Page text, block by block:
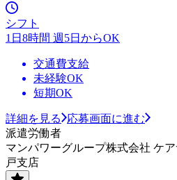
シフト
1日8時間 週5日からOK
交通費支給
未経験OK
短期OK
詳細を見る
応募画面に進む
派遣労働者
マンパワーグループ株式会社 ケ
戸支店